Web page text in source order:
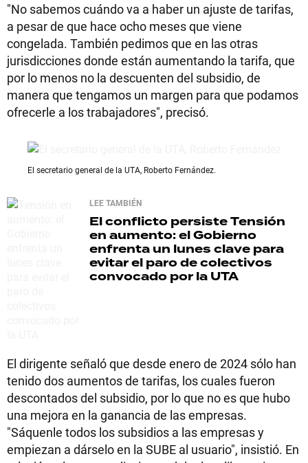
"No sabemos cuándo va a haber un ajuste de tarifas,
a pesar de que hace ocho meses que viene
congelada. También pedimos que en las otras
jurisdicciones donde están aumentando la tarifa, que
por lo menos no la descuenten del subsidio, de
manera que tengamos un margen para que podamos
ofrecerle a los trabajadores", precisó.
El secretario general de la UTA, Roberto Fernández.
LEE TAMBIÉN
El conflicto persisteTensión
en aumento: el Gobierno
enfrenta un lunes clave para
evitar el paro de colectivos
convocado por la UTA
El dirigente señaló que desde enero de 2024 sólo han
tenido dos aumentos de tarifas, los cuales fueron
descontados del subsidio, por lo que no es que hubo
una mejora en la ganancia de las empresas.
"Sáquenle todos los subsidios a las empresas y
empiezan a dárselo en la SUBE al usuario", insistió. En